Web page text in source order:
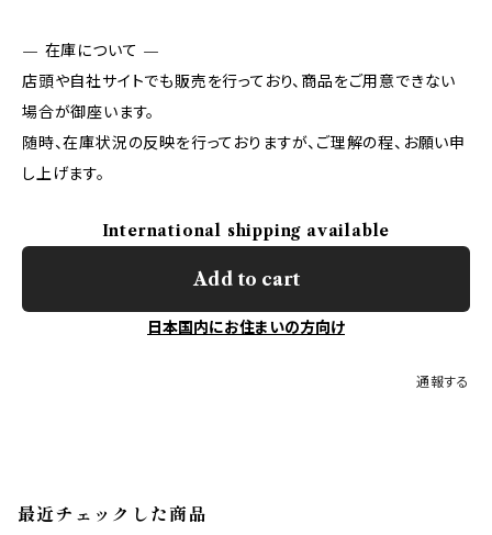
— 在庫について —
店頭や自社サイトでも販売を行っており、商品をご用意できない
場合が御座います。
随時、在庫状況の反映を行っておりますが、ご理解の程、お願い申
し上げます。
International shipping available
Add to cart
日本国内にお住まいの方向け
通報する
最近チェックした商品